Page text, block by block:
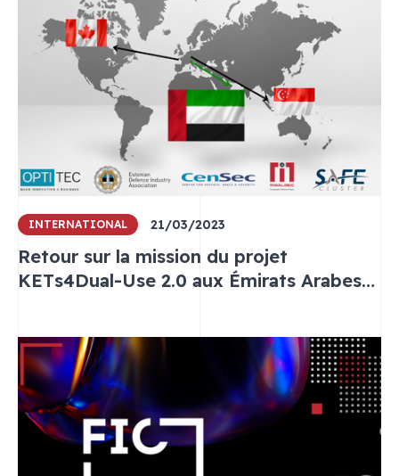
INTERNATIONAL 21/03/2023
Retour sur la mission du projet
KETs4Dual-Use 2.0 aux Émirats Arabes